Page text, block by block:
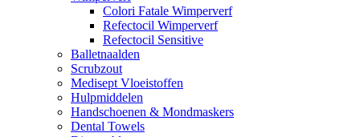
Colori Fatale Wimperverf
Refectocil Wimperverf
Refectocil Sensitive
Balletnaalden
Scrubzout
Medisept Vloeistoffen
Hulpmiddelen
Handschoenen & Mondmaskers
Dental Towels